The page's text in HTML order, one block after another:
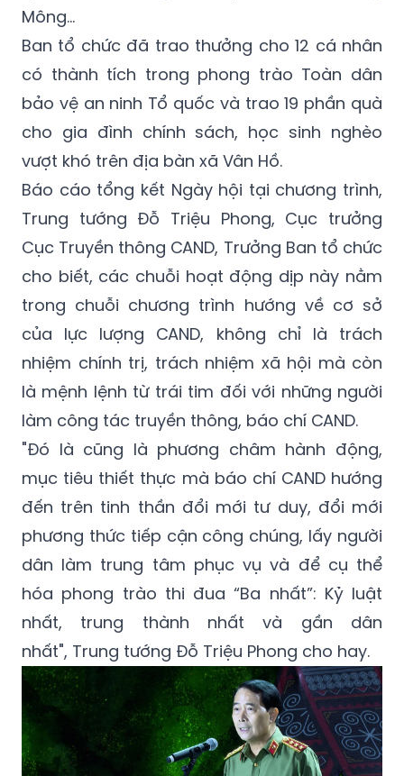
Mông…
Ban tổ chức đã trao thưởng cho 12 cá nhân
có thành tích trong phong trào Toàn dân
bảo vệ an ninh Tổ quốc và trao 19 phần quà
cho gia đình chính sách, học sinh nghèo
vượt khó trên địa bàn xã Vân Hồ.
Báo cáo tổng kết Ngày hội tại chương trình,
Trung tướng Đỗ Triệu Phong, Cục trưởng
Cục Truyền thông CAND, Trưởng Ban tổ chức
cho biết, các chuỗi hoạt động dịp này nằm
trong chuỗi chương trình hướng về cơ sở
của lực lượng CAND, không chỉ là trách
nhiệm chính trị, trách nhiệm xã hội mà còn
là mệnh lệnh từ trái tim đối với những người
làm công tác truyền thông, báo chí CAND.
"Đó là cũng là phương châm hành động,
mục tiêu thiết thực mà báo chí CAND hướng
đến trên tinh thần đổi mới tư duy, đổi mới
phương thức tiếp cận công chúng, lấy người
dân làm trung tâm phục vụ và để cụ thể
hóa phong trào thi đua “Ba nhất”: Kỷ luật
nhất, trung thành nhất và gần dân
nhất", Trung tướng Đỗ Triệu Phong cho hay.